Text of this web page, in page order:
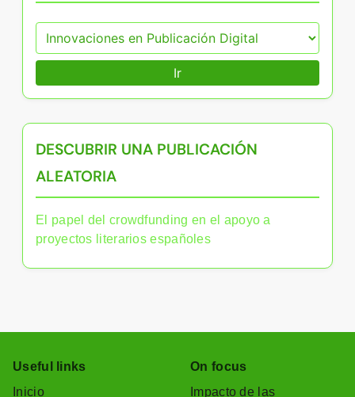
Ir
DESCUBRIR UNA PUBLICACIÓN
ALEATORIA
El papel del crowdfunding en el apoyo a
proyectos literarios españoles
Useful links
Inicio
On focus
Impacto de las